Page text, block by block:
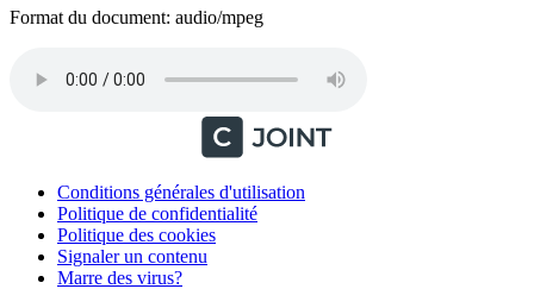
Format du document: audio/mpeg
Conditions générales d'utilisation
Politique de confidentialité
Politique des cookies
Signaler un contenu
Marre des virus?